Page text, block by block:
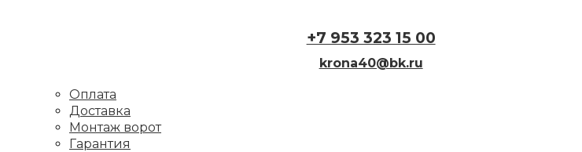
+7 953 323 15 00
krona40@bk.ru
Оплата
Доставка
Монтаж ворот
Гарантия